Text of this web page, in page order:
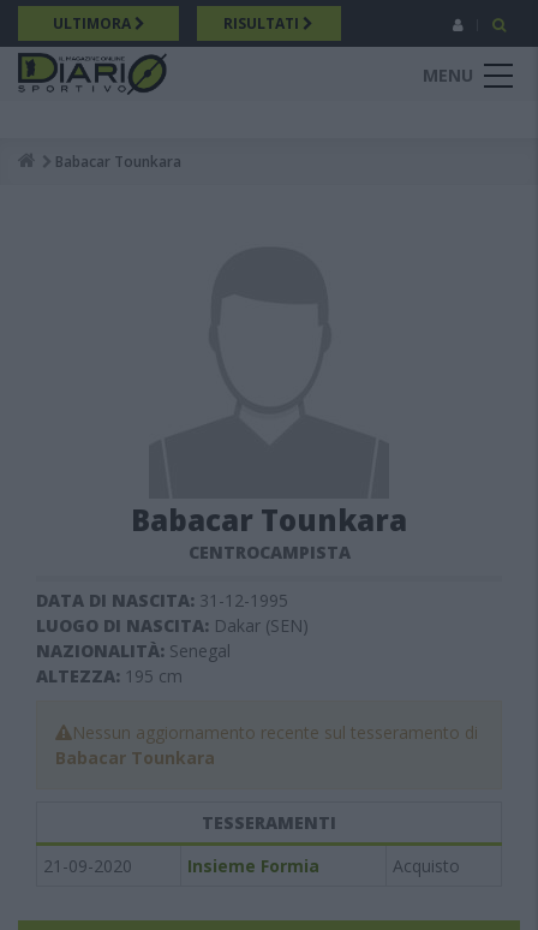
Salta
al
contenuto
principale
ULTIMORA RISULTATI
MENU
Breadcrumb
Babacar Tounkara
Babacar Tounkara
CENTROCAMPISTA
DATA DI NASCITA: 31-12-1995
LUOGO DI NASCITA: Dakar (SEN)
NAZIONALITÀ: Senegal
ALTEZZA: 195 cm
Nessun aggiornamento recente sul tesseramento di
Babacar Tounkara
TESSERAMENTI
21-09-2020
Insieme Formia Acquisto